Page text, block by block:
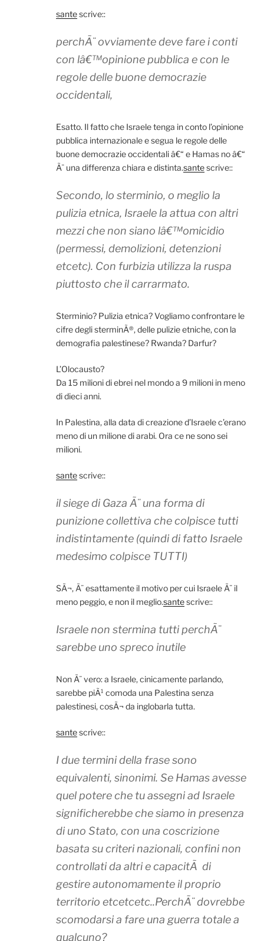
santescrive::
perchÃ¨ ovviamente deve fare i conti
con lâ€™opinione pubblica e con le
regole delle buone democrazie
occidentali,
Esatto. Il fatto che Israele tenga in conto l’opinione
pubblica internazionale e segua le regole delle
buone democrazie occidentali â€“ e Hamas no â€“
Ã¨ una differenza chiara e distinta.santescrive::
Secondo, lo sterminio, o meglio la
pulizia etnica, Israele la attua con altri
mezzi che non siano lâ€™omicidio
(permessi, demolizioni, detenzioni
etcetc). Con furbizia utilizza la ruspa
piuttosto che il carrarmato.
Sterminio? Pulizia etnica? Vogliamo confrontare le
cifre degli sterminÃ®, delle pulizie etniche, con la
demografia palestinese? Rwanda? Darfur?
L’Olocausto?
Da 15 milioni di ebrei nel mondo a 9 milioni in meno
di dieci anni.
In Palestina, alla data di creazione d’Israele c’erano
meno di un milione di arabi. Ora ce ne sono sei
milioni.
santescrive::
il siege di Gaza Ã¨ una forma di
punizione collettiva che colpisce tutti
indistintamente (quindi di fatto Israele
medesimo colpisce TUTTI)
SÃ¬, Ã¨ esattamente il motivo per cui Israele Ã¨ il
meno peggio, e non il meglio.santescrive::
Israele non stermina tutti perchÃ¨
sarebbe uno spreco inutile
Non Ã¨ vero: a Israele, cinicamente parlando,
sarebbe piÃ¹ comoda una Palestina senza
palestinesi, cosÃ¬ da inglobarla tutta.
santescrive::
I due termini della frase sono
equivalenti, sinonimi. Se Hamas avesse
quel potere che tu assegni ad Israele
significherebbe che siamo in presenza
di uno Stato, con una coscrizione
basata su criteri nazionali, confini non
controllati da altri e capacitÃ di
gestire autonomamente il proprio
territorio etcetcetc..PerchÃ¨ dovrebbe
scomodarsi a fare una guerra totale a
qualcuno?